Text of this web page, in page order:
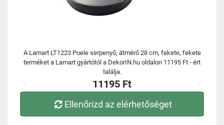
A Lamart LT1223 Poele serpenyő, átmérő 28 cm, fekete, fekete
terméket a Lamart gyártótól a DekorIN.hu oldalon 11195 Ft - ért
találja.
11195 Ft
Ellenőrizd az elérhetőséget